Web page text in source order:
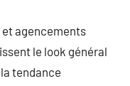
et agencements
le look général
tendance